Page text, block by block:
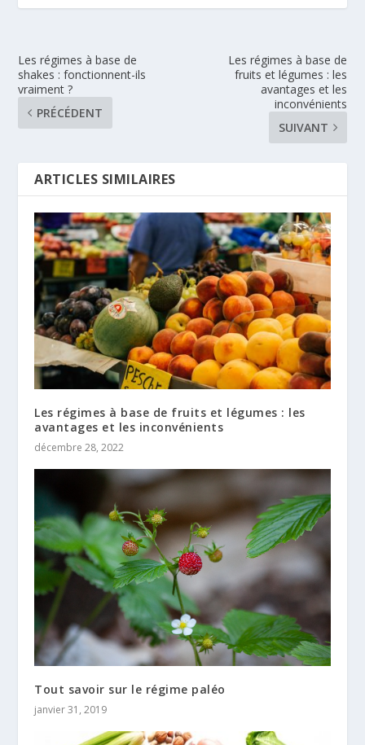
Les régimes à base de
shakes : fonctionnent-ils
vraiment ?
PRÉCÉDENT
Les régimes à base de
fruits et légumes : les
avantages et les
inconvénients
SUIVANT
ARTICLES SIMILAIRES
Les régimes à base de fruits et légumes : les
avantages et les inconvénients
décembre 28, 2022
Tout savoir sur le régime paléo
janvier 31, 2019